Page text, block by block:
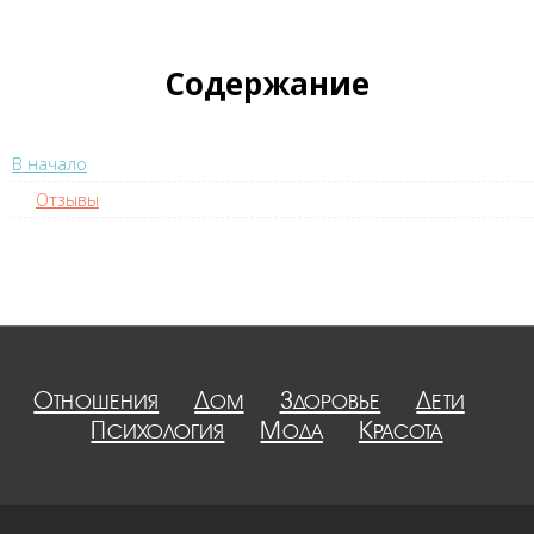
Содержание
В начало
Отзывы
Отношения Дом Здоровье
Дети
Психология
Мода Красота